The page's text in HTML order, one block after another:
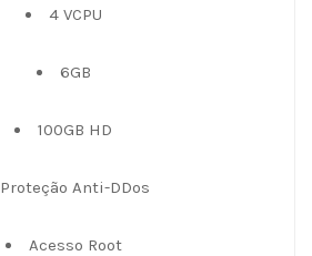
4 VCPU
6GB
100GB HD
Proteção Anti-DDos
Acesso Root